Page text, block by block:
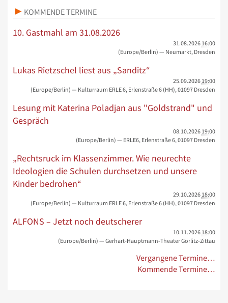
KOMMENDE TERMINE
10. Gastmahl am 31.08.2026
31.08.2026 16:00
(Europe/Berlin) — Neumarkt, Dresden
Lukas Rietzschel liest aus „Sanditz“
25.09.2026 19:00
(Europe/Berlin) — Kulturraum ERLE 6, Erlenstraße 6 (HH), 01097 Dresden
Lesung mit Katerina Poladjan aus "Goldstrand" und
Gespräch
08.10.2026 19:00
(Europe/Berlin) — ERLE6, Erlenstraße 6, 01097 Dresden
„Rechtsruck im Klassenzimmer. Wie neurechte
Ideologien die Schulen durchsetzen und unsere
Kinder bedrohen“
29.10.2026 18:00
(Europe/Berlin) — Kulturraum ERLE 6, Erlenstraße 6 (HH), 01097 Dresden
ALFONS – Jetzt noch deutscherer
10.11.2026 18:00
(Europe/Berlin) — Gerhart-Hauptmann-Theater Görlitz-Zittau
Vergangene Termine…
Kommende Termine…